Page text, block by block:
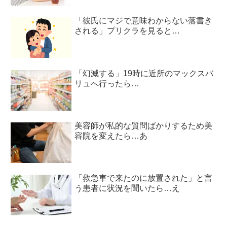
「彼氏にマジで意味わからない落書き
される」プリクラを見ると…
「幻滅する」19時に近所のマックスバ
リュへ行ったら…
美容師が私的な質問ばかりするため美
容院を変えたら…あ
「救急車で来たのに放置された」と言
う患者に状況を聞いたら…え